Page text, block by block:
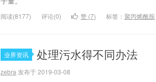
阅读(8177) 评论(0) 赞 (7) 标签： 聚丙烯酰胺
业界资讯 处理污水得不同办法
zebra 发布于 2019-03-08